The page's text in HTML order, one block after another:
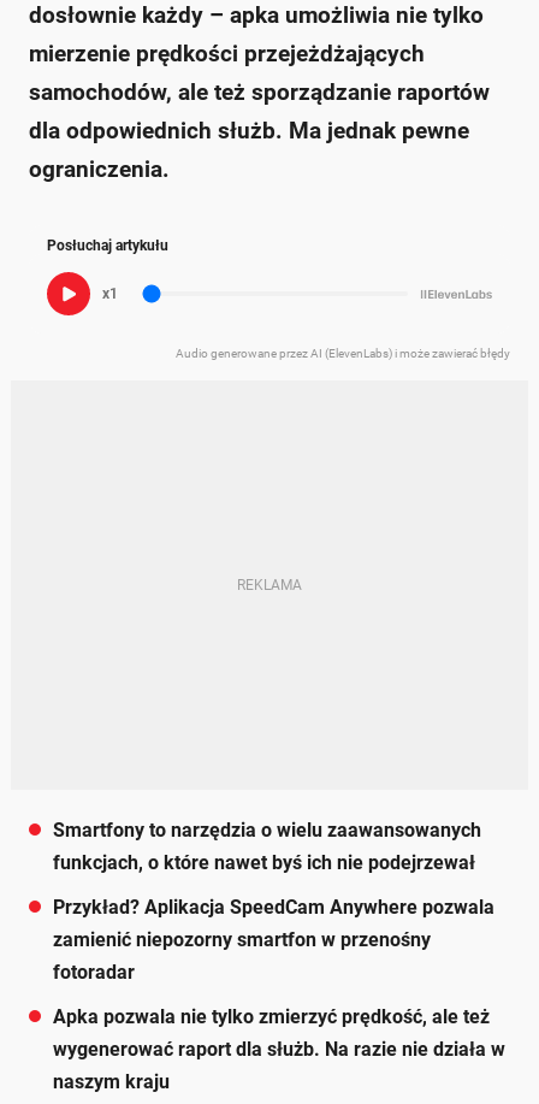
dosłownie każdy – apka umożliwia nie tylko
mierzenie prędkości przejeżdżających
samochodów, ale też sporządzanie raportów
dla odpowiednich służb. Ma jednak pewne
ograniczenia.
Posłuchaj artykułu
x1
Audio generowane przez AI (ElevenLabs) i może zawierać błędy
Smartfony to narzędzia o wielu zaawansowanych
funkcjach, o które nawet byś ich nie podejrzewał
Przykład? Aplikacja SpeedCam Anywhere pozwala
zamienić niepozorny smartfon w przenośny
fotoradar
Apka pozwala nie tylko zmierzyć prędkość, ale też
wygenerować raport dla służb. Na razie nie działa w
naszym kraju